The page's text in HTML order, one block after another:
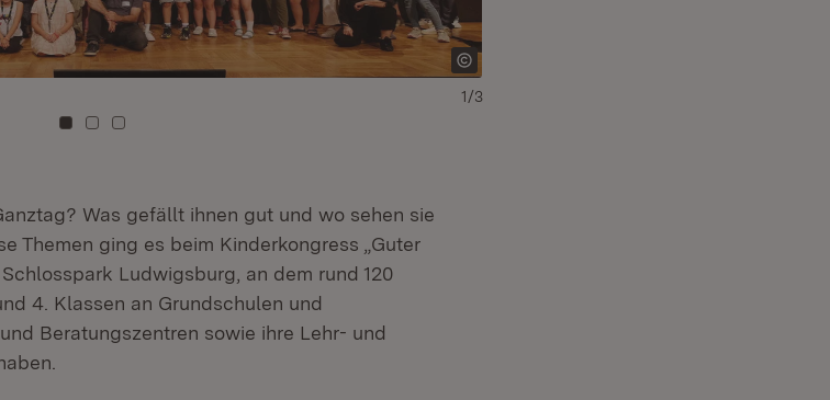
Zu Kachel: 0
Zu Kachel: 1
Zu Kachel: 2
1/3
Was gefällt ihnen gut und wo sehen sie
Themen ging es beim Kinderkongress „Guter
Ludwigsburg, an dem rund 120
4. Klassen an Grundschulen und
Beratungszentren sowie ihre Lehr- und